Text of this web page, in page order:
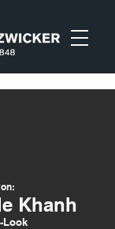
Khanh
Look